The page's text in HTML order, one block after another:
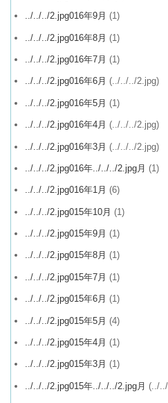
../../../2.jpg016年9月 (1)
../../../2.jpg016年8月 (1)
../../../2.jpg016年7月 (1)
../../../2.jpg016年6月 (../../../2.jpg)
../../../2.jpg016年5月 (1)
../../../2.jpg016年4月 (../../../2.jpg)
../../../2.jpg016年3月 (../../../2.jpg)
../../../2.jpg016年../../../2.jpg月 (1)
../../../2.jpg016年1月 (6)
../../../2.jpg015年10月 (1)
../../../2.jpg015年9月 (1)
../../../2.jpg015年8月 (1)
../../../2.jpg015年7月 (1)
../../../2.jpg015年6月 (1)
../../../2.jpg015年5月 (4)
../../../2.jpg015年4月 (1)
../../../2.jpg015年3月 (1)
../../../2.jpg015年../../../2.jpg月 (../